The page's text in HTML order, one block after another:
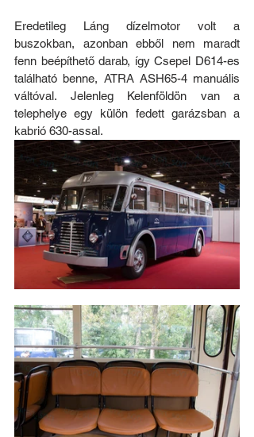
Eredetileg Láng dízelmotor volt a
buszokban, azonban ebből nem maradt
fenn beépíthető darab, így Csepel D614-es
található benne, ATRA ASH65-4 manuális
váltóval. Jelenleg Kelenföldön van a
telephelye egy külön fedett garázsban a
kabrió 630-assal.